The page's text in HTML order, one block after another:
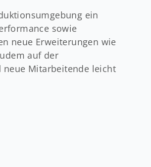
ein
sowie
neue Erweiterungen wie
auf der
Mitarbeitende leicht